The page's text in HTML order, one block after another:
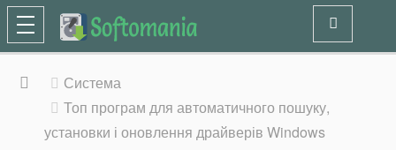
Система
Топ програм для автоматичного пошуку,
установки і оновлення драйверів Windows